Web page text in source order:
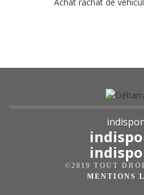
©2019 TOUT
MENTIONS